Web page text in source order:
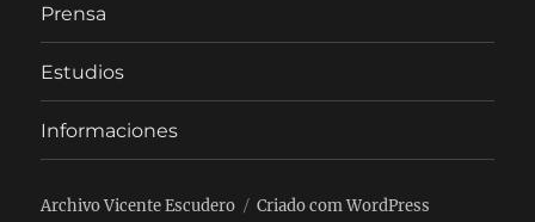
Prensa
Estudios
Informaciones
Archivo Vicente Escudero Criado com WordPress